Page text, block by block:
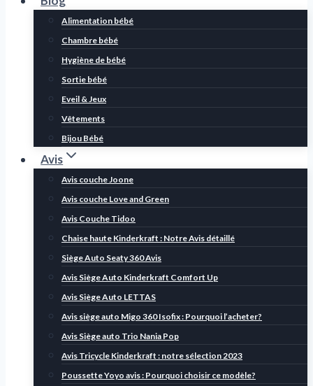
Alimentation bébé
Chambre bébé
Hygiène de bébé
Sortie bébé
Eveil & Jeux
Vêtements
Bijou Bébé
Avis
Avis couche Joone
Avis couche Love and Green
Avis Couche Tidoo
Chaise haute Kinderkraft : Notre Avis détaillé
Siège Auto Seaty 360 Avis
Avis Siège Auto Kinderkraft Comfort Up
Avis Siège Auto LETTAS
Avis siège auto Migo 360 Isofix : Pourquoi l’acheter?
Avis Siège auto Trio Nania Pop
Avis Tricycle Kinderkraft : notre sélection 2023
Poussette Yoyo avis : Pourquoi choisir ce modèle?